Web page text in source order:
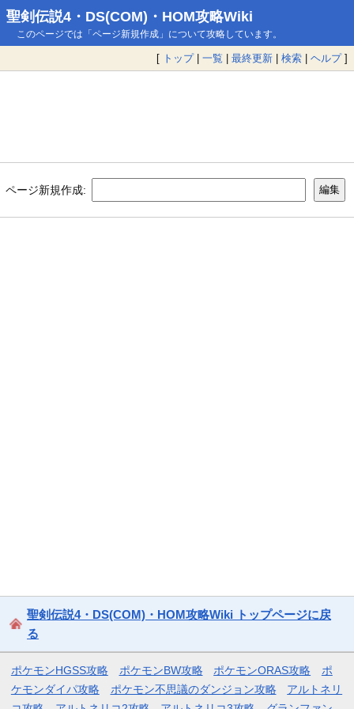
聖剣伝説4・DS(COM)・HOM攻略Wiki
このページでは「ページ新規作成」について攻略しています。
[ トップ| 一覧 | 最終更新 | 検索 | ヘルプ]
ページ新規作成:
聖剣伝説4・DS(COM)・HOM攻略Wiki トップページに戻
る
ポケモンHGSS攻略 ポケモンBW攻略 ポケモンORAS攻略
ポ
ケモンダイパ攻略
ポケモン不思議のダンジョン攻略
アルトネリ